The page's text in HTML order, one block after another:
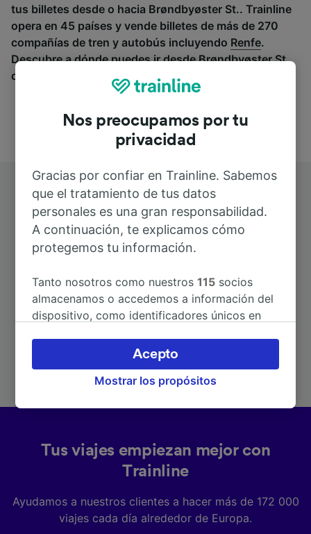
tus billetes desde o hacia Brøndbyøster St.. Trainline
opera en 45 países y vende billetes de más de 270
compañías de tren y autobús incluyendo Renfe.
Descubre a dónde puedes ir desde Brøndbyøster St.
con Trainline.
Brøndbyøster St.
A Copenhague
Tus viajes empiezan mejor con
Trainline
Ayudamos a nuestros clientes a hacer más de 172 000
viajes cada día alrededor de Europa.
Nos preocupamos por tu
privacidad
Gracias por confiar en Trainline. Sabemos
que el tratamiento de tus datos
personales es una gran responsabilidad.
A continuación, te explicamos cómo
protegemos tu información.
Tanto nosotros como nuestros115 socios
almacenamos o accedemos a información del
dispositivo, como identificadores únicos en
Puedes aceptar o administrar tus preferencias
haciendo clic abajo, incluido el derecho de
oposición en función de tu interés legítimo o,
afectarán a los datos de navegación. Tus
datos no se utilizarán con fines de rastreo si
Tanto nosotros como nuestros asociados
tratamos los datos para proporcionar:
Mostrar los propósitos
Acepto